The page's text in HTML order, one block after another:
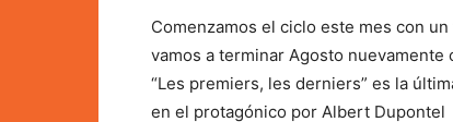
Comenzamos el ciclo este mes con
vamos a terminar Agosto nuevamente
“Les premiers, les derniers” es la
en el protagónico por Albert Dupontel